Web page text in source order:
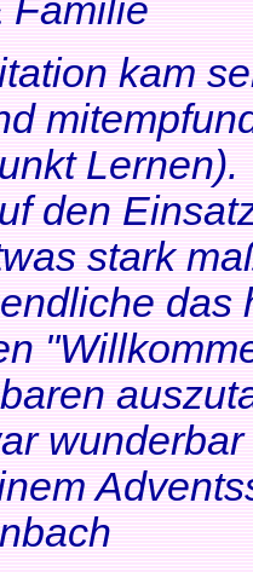
Familie
kam
Lernen).
den
stark
das